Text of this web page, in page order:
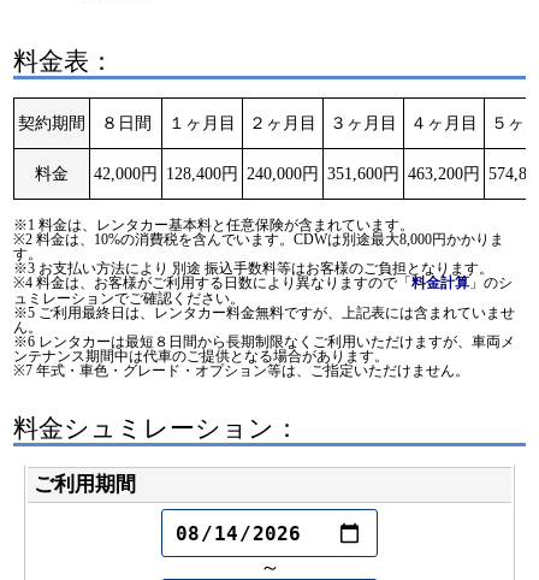
料金表：
契約期間 ８日間 １ヶ月目 ２ヶ月目 ３ヶ月目 ４ヶ月目 ５ヶ
料金 42,000円 128,400円 240,000円 351,600円 463,200円
※1 料金は、レンタカー基本料と任意保険が含まれています。
※2 料金は、10%の消費税を含んでいます。CDWは別途最大8,000円かかりま
す。
※3 お支払い方法により 別途 振込手数料等はお客様のご負担となります。
※4 料金は、お客様がご利用する日数により異なりますので「料金計算 」のシ
ュミレーションでご確認ください。
※5 ご利用最終日は、レンタカー料金無料ですが、上記表には含まれていませ
ん。
※6 レンタカーは最短８日間から長期制限なくご利用いただけますが、車両メ
ンテナンス期間中は代車のご提供となる場合があります。
※7 年式・車色・グレード・オプション等は、ご指定いただけません。
料金シュミレーション：
ご利用期間
～